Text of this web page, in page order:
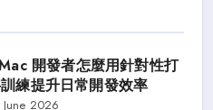
開發者怎麼用針對性打
練提升日常開發效率
June 2026